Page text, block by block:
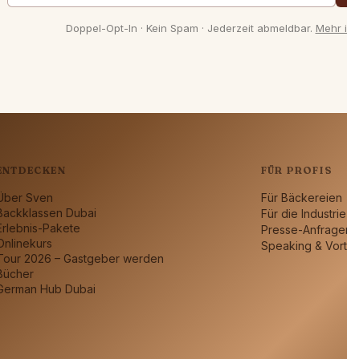
Doppel-Opt-In · Kein Spam · Jederzeit abmeldbar. Mehr
Sven
Dubai
Pakete
2026 – Gastgeber werden
Hub Dubai
FÜR PROFIS
Für Bäckereien
Für die Industrie
Presse-
Speaking &